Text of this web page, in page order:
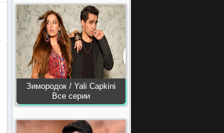
Зимородок / Yali Capkini
Все серии